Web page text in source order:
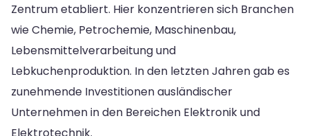
Zentrum etabliert. Hier konzentrieren sich Branchen
wie Chemie, Petrochemie, Maschinenbau,
Lebensmittelverarbeitung und
Lebkuchenproduktion. In den letzten Jahren gab es
zunehmende Investitionen ausländischer
Unternehmen in den Bereichen Elektronik und
Elektrotechnik.